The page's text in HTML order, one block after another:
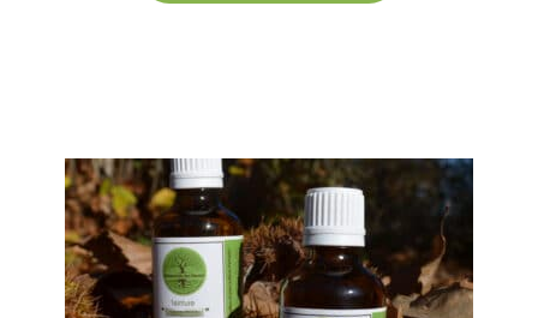
peuvent
être
choisies
sur
la